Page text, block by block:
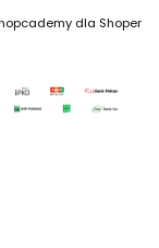
dla Shoper